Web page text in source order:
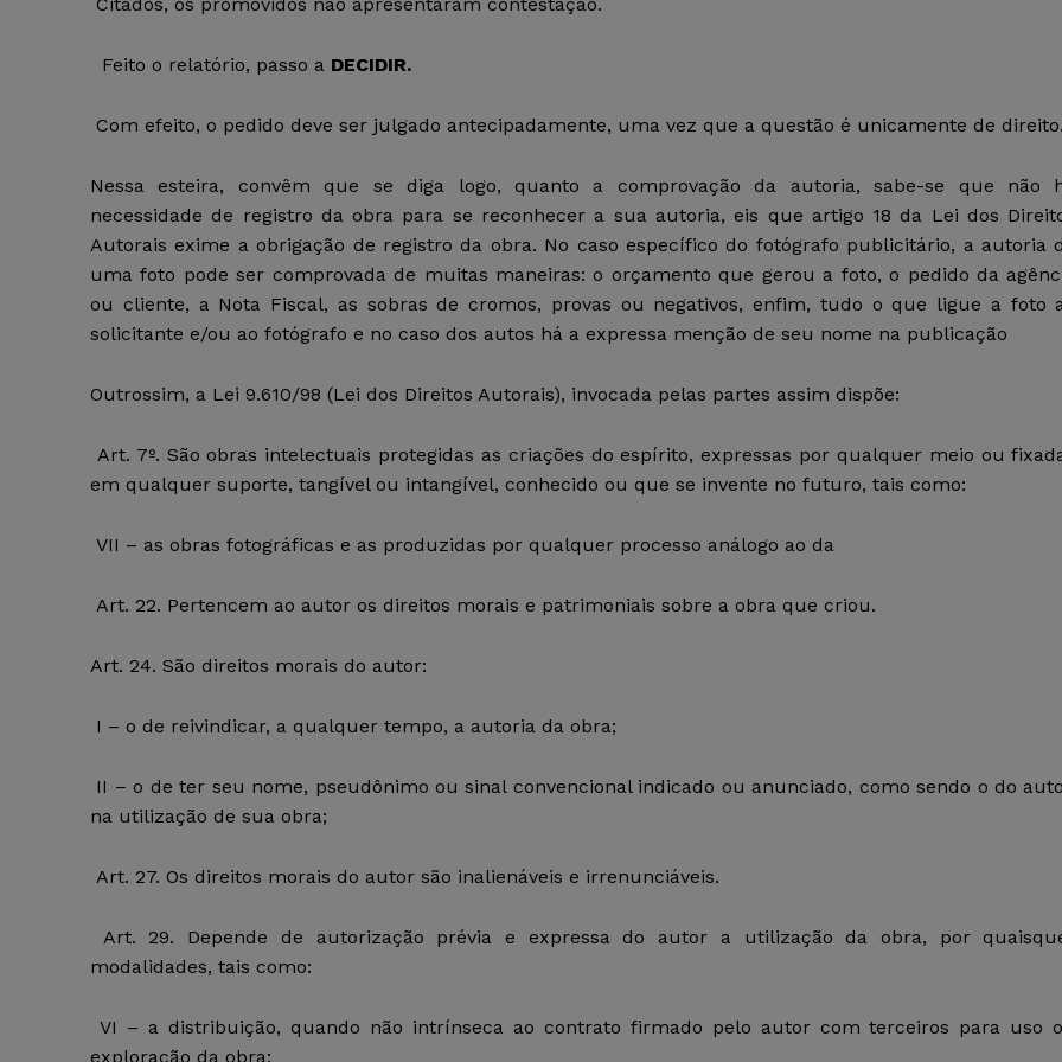
Feito o relatório, passo a DECIDIR.
Com efeito, o pedido deve ser julgado antecipadamente, uma vez que a questão é unicamente de direito.
Nessa esteira, convêm que se diga logo, quanto a comprovação da autoria, sabe-se que não
necessidade de registro da obra para se reconhecer a sua autoria, eis que artigo 18 da Lei dos
Autorais exime a obrigação de registro da obra. No caso específico do fotógrafo publicitário, a autoria
uma foto pode ser comprovada de muitas maneiras: o orçamento que gerou a foto, o pedido da
ou cliente, a Nota Fiscal, as sobras de cromos, provas ou negativos, enfim, tudo o que ligue a foto
solicitante e/ou ao fotógrafo e no caso dos autos há a expressa menção de seu nome na publicação
Outrossim, a Lei 9.610/98 (Lei dos Direitos Autorais), invocada pelas partes assim dispõe:
Art. 7º. São obras intelectuais protegidas as criações do espírito, expressas por qualquer meio ou
em qualquer suporte, tangível ou intangível, conhecido ou que se invente no futuro, tais como:
VII – as obras fotográficas e as produzidas por qualquer processo análogo ao da
Art. 22. Pertencem ao autor os direitos morais e patrimoniais sobre a obra que criou.
Art. 24. São direitos morais do autor:
I – o de reivindicar, a qualquer tempo, a autoria da obra;
II – o de ter seu nome, pseudônimo ou sinal convencional indicado ou anunciado, como sendo o do
na utilização de sua obra;
Art. 27. Os direitos morais do autor são inalienáveis e irrenunciáveis.
Art. 29. Depende de autorização prévia e expressa do autor a utilização da obra, por
modalidades, tais como:
VI – a distribuição, quando não intrínseca ao contrato firmado pelo autor com terceiros para uso
exploração da obra;